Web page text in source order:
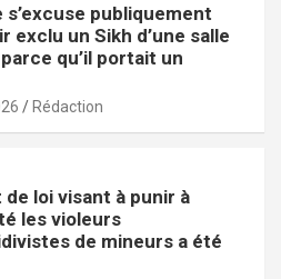
s’excuse publiquement
exclu un Sikh d’une salle
qu’il portait un
Rédaction
loi visant à punir à
les violeurs
de mineurs a été